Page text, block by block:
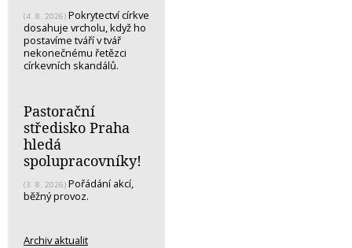
(4. 8. 2026) Pokrytectví církve
dosahuje vrcholu, když ho
postavíme tváří v tvář
nekonečnému řetězci
církevních skandálů.
Pastorační
středisko Praha
hledá
spolupracovníky!
(3. 8. 2026) Pořádání akcí,
běžný provoz.
Archiv aktualit